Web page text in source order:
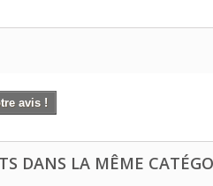
avis !
DANS LA MÊME